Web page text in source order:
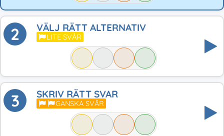
2 VÄLJ RÄTT ALTERNATIV
LITE SVÅR
3 SKRIV RÄTT SVAR
GANSKA SVÅR